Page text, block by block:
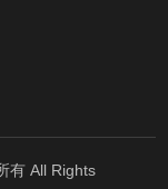
有 All Rights